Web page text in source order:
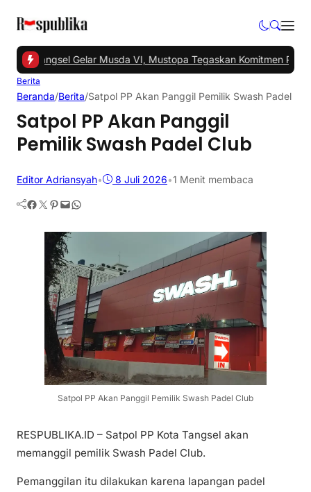
PKS Tangsel Gelar Musda VI, Mustopa Tegaskan Komitmen PKS
Berita
Beranda/Berita/Satpol PP Akan Panggil Pemilik Swash Padel
Satpol PP Akan Panggil
Pemilik Swash Padel Club
Editor Adriansyah• 8 Juli 2026•1 Menit membaca
Facebook Twitter Pinterest Mail WhatsApp
Satpol PP Akan Panggil Pemilik Swash Padel Club
RESPUBLIKA.ID – Satpol PP Kota Tangsel akan
memanggil pemilik Swash Padel Club.
Pemanggilan itu dilakukan karena lapangan padel